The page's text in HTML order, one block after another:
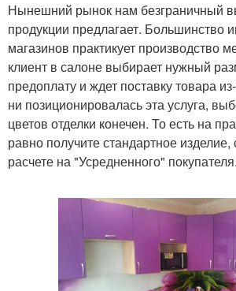
Нынешний рынок нам безграничный
продукции предлагает. Большинство
магазинов практикует производство
клиент в салоне выбирает нужный
предоплату и ждет поставку товара
ни позиционировалась эта услуга,
цветов отделки конечен. То есть на
равно получите стандартное изделие,
расчете на "Усредненного" покупателя.